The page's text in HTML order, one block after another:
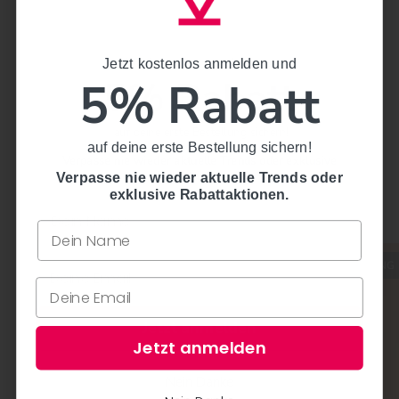
Kein Dirndl ohne die
passende Dirndlbluse
COMING SOON COMING
Jetzt kostenlos anmelden und
5% Rabatt
Rabattaktionen.
Jetzt anmelden
Jetzt kostenlos anmelden und
5% Rabatt
auf deine erste Bestellung sichern!
Verpasse nie wieder aktuelle Trends oder
exklusive Rabattaktionen.
Jetzt anmelden